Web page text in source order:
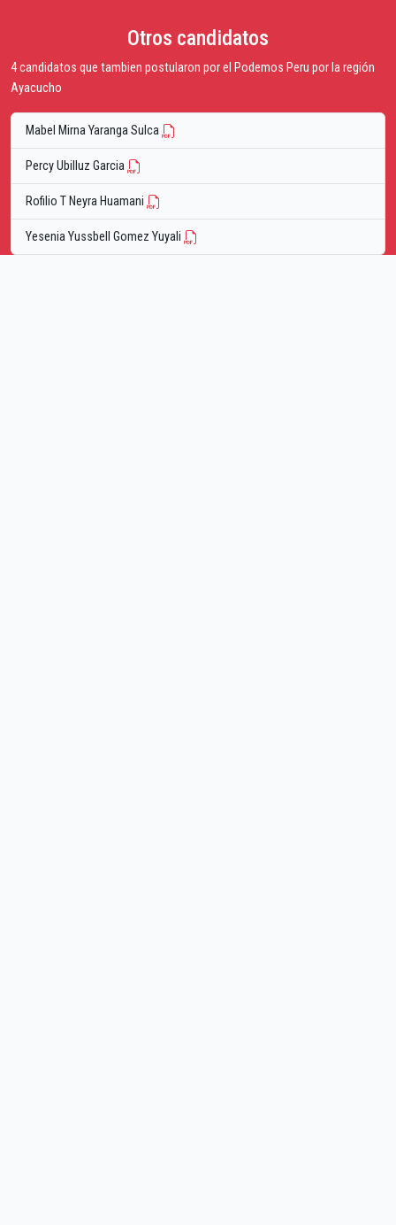
Otros candidatos
4 candidatos que tambien postularon por el Podemos Peru por la región
Ayacucho
Mabel Mirna Yaranga Sulca
Percy Ubilluz Garcia
Rofilio T Neyra Huamani
Yesenia Yussbell Gomez Yuyali